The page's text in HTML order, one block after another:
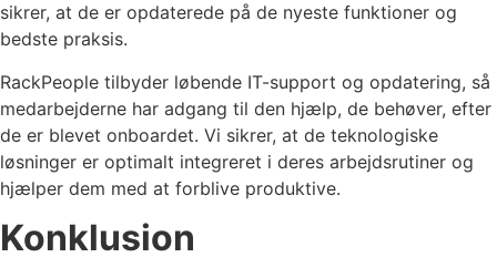
sikrer, at de er opdaterede på de nyeste funktioner og
bedste praksis.
RackPeople tilbyder løbende IT-support og opdatering, så
medarbejderne har adgang til den hjælp, de behøver, efter
de er blevet onboardet. Vi sikrer, at de teknologiske
løsninger er optimalt integreret i deres arbejdsrutiner og
hjælper dem med at forblive produktive.
Konklusion